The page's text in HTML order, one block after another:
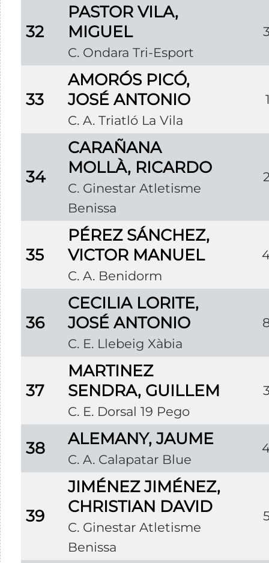
32
PASTOR VILA,
MIGUEL
C. Ondara Tri-Esport
33
AMORÓS PICÓ,
JOSÉ ANTONIO
C. A. Triatló La Vila
34
CARAÑANA
MOLLÀ, RICARDO
C. Ginestar Atletisme
Benissa
35
PÉREZ SÁNCHEZ,
VICTOR MANUEL
C. A. Benidorm
36
CECILIA LORITE,
JOSÉ ANTONIO
C. E. Llebeig Xàbia
37
MARTINEZ
SENDRA, GUILLEM
C. E. Dorsal 19 Pego
38 ALEMANY, JAUME
C. A. Calapatar Blue
39
JIMÉNEZ JIMÉNEZ,
CHRISTIAN DAVID
C. Ginestar Atletisme
Benissa